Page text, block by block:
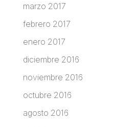
marzo 2017
febrero 2017
enero 2017
diciembre 2016
noviembre 2016
octubre 2016
agosto 2016